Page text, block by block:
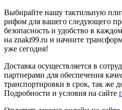
Выбирайте нашу тактильную
рифом для вашего следующего
безопасность и удобство в
на znaki99.ru и начните
уже сегодня!
Доставка осуществляется в
партнерами для обеспечения
транспортировки в срок, так же
Подробности и условия на сайте